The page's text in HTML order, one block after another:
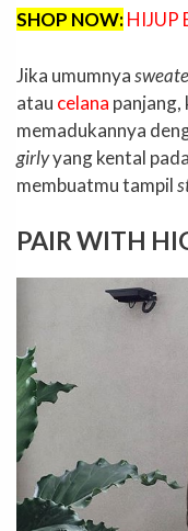
SHOP NOW:HIJUP
Jika umumnya
atau celana panjang,
memadukannya
girlyyang kental
membuatmu tampil
PAIR WITH